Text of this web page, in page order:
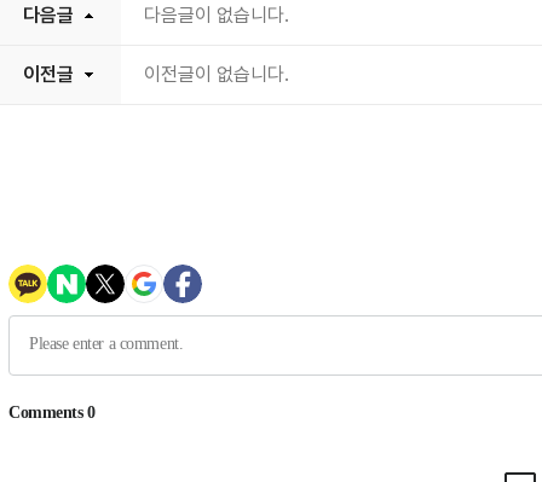
다음글 다음글이 없습니다.
이전글 이전글이 없습니다.